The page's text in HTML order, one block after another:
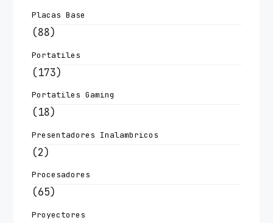
Placas Base
(88)
Portatiles
(173)
Portatiles Gaming
(18)
Presentadores Inalambricos
(2)
Procesadores
(65)
Proyectores